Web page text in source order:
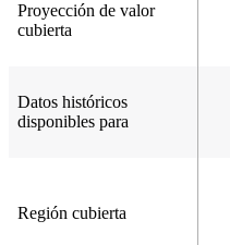
Proyección de valor
cubierta
Datos históricos
disponibles para
Región cubierta